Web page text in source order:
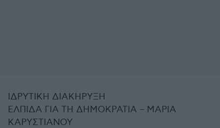
ΙΔΡΥΤΙΚΗ ΔΙΑΚΗΡΥΞΗ
ΕΛΠΙΔΑ ΓΙΑ ΤΗ ΔΗΜΟΚΡΑΤΙΑ – ΜΑΡΙΑ
ΚΑΡΥΣΤΙΑΝΟΥ